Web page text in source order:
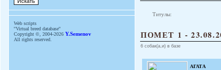
Web scripts
''Virtual breed database''
Copyright ©, 2004-2026 Y.Semenov
All rights reserved.
Титулы:
ПОМЕТ 1 -
6 собак(а,и) в базе
АГАТА